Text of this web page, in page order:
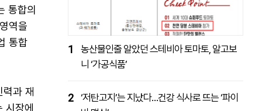
통합의
역을
통합
과 재
시장에
1
농산물인줄 알았던 스테비아 토마토, 알고보
니 ‘가공식품’
2 ‘저탄고지’는 지났다…건강 식사로 뜨는 ‘파이